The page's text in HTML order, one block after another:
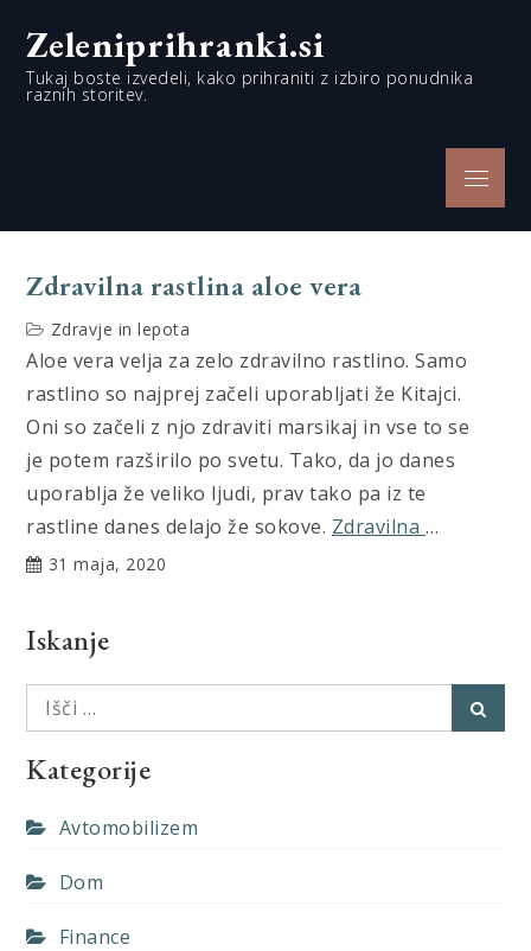
content
Zeleniprihranki.si
Tukaj boste izvedeli, kako prihraniti z izbiro ponudnika
raznih storitev.
Menu
Zdravilna rastlina aloe vera
Zdravje in lepota
Aloe vera velja za zelo zdravilno rastlino. Samo
rastlino so najprej začeli uporabljati že Kitajci.
Oni so začeli z njo zdraviti marsikaj in vse to se
je potem razširilo po svetu. Tako, da jo danes
uporablja že veliko ljudi, prav tako pa iz te
rastline danes delajo že sokove. Zdravilna …
31 maja, 2020
Iskanje
Išči:
Kategorije
Avtomobilizem
Dom
Finance